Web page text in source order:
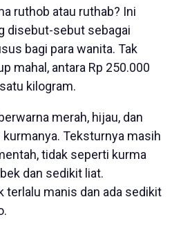
ruthob atau ruthab? Ini
disebut-sebut sebagai
bagi para wanita. Tak
mahal, antara Rp 250.000
kilogram.
merah, hijau, dan
Teksturnya masih
tidak seperti kurma
dan sedikit liat.
terlalu manis dan ada sedikit